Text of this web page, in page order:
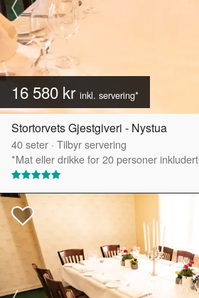
16 580 kr inkl. servering*
Stortorvets Gjestgiveri - Nystua
40seter · Tilbyr servering
*Mat eller drikke for 20 personer